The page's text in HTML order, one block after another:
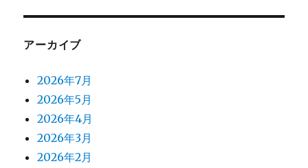
アーカイブ
2026年7月
2026年5月
2026年4月
2026年3月
2026年2月